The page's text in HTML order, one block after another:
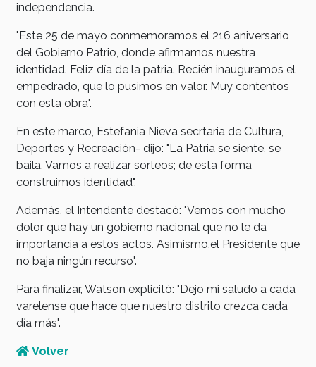
independencia.
"Este 25 de mayo conmemoramos el 216 aniversario
del Gobierno Patrio, donde afirmamos nuestra
identidad. Feliz día de la patria. Recién inauguramos el
empedrado, que lo pusimos en valor. Muy contentos
con esta obra".
En este marco, Estefania Nieva secrtaria de Cultura,
Deportes y Recreación- dijo: "La Patria se siente, se
baila. Vamos a realizar sorteos; de esta forma
construimos identidad".
Además, el Intendente destacó: "Vemos con mucho
dolor que hay un gobierno nacional que no le da
importancia a estos actos. Asimismo,el Presidente que
no baja ningún recurso".
Para finalizar, Watson explicitó: "Dejo mi saludo a cada
varelense que hace que nuestro distrito crezca cada
día más".
Volver